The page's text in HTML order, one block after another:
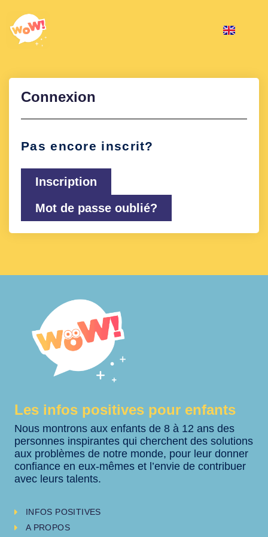
Connexion
Pas encore inscrit?
Inscription
Mot de passe oublié?
Les infos positives pour enfants
Nous montrons aux enfants de 8 à 12 ans des
personnes inspirantes qui cherchent des solutions
aux problèmes de notre monde, pour leur donner
confiance en eux-mêmes et l’envie de contribuer
avec leurs talents.
INFOS POSITIVES
A PROPOS